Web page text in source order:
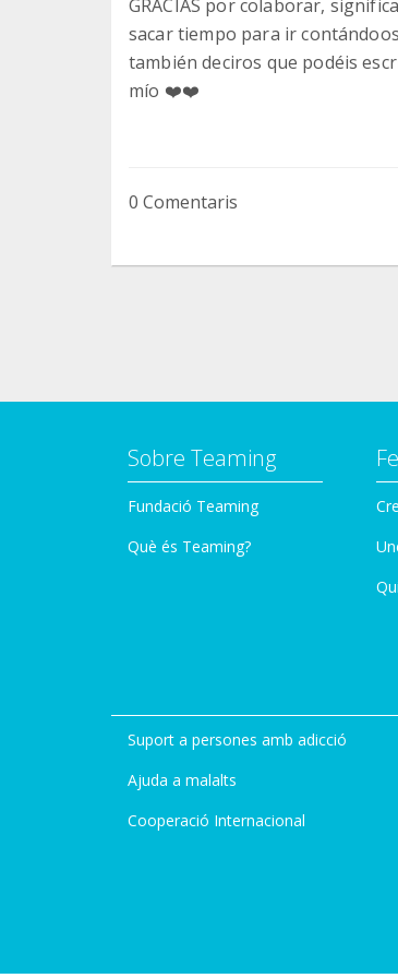
GRACIAS por colaborar,
sacar tiempo para ir
también deciros que podéis
mío ❤️❤️
0 Comentaris
Sobre Teaming
Fundació Teaming
Què és Teaming?
Suport a persones amb adicció
Ajuda a malalts
Cooperació Internacional